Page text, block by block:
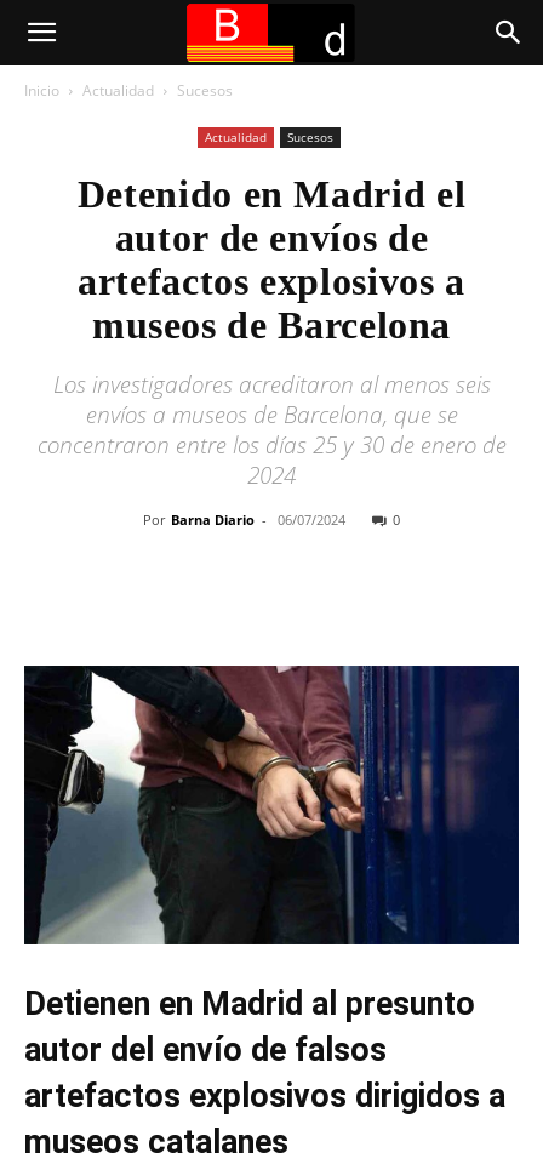
Inicio Actualidad Sucesos
Actualidad Sucesos
Detenido en Madrid el
autor de envíos de
artefactos explosivos a
museos de Barcelona
Los investigadores acreditaron al menos seis
envíos a museos de Barcelona, ​​que se
concentraron entre los días 25 y 30 de enero de
2024
Por Barna Diario - 06/07/2024 0
Detienen en Madrid al presunto
autor del envío de falsos
artefactos explosivos dirigidos a
museos catalanes